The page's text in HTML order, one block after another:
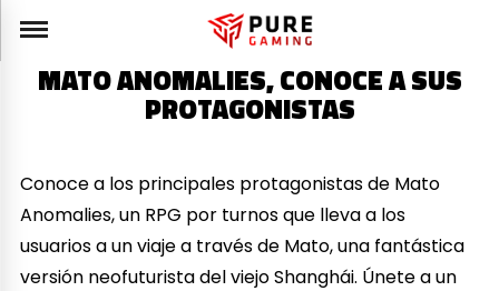
MATO ANOMALIES, CONOCE A SUS
PROTAGONISTAS
Conoce a los principales protagonistas de Mato
Anomalies, un RPG por turnos que lleva a los
usuarios a un viaje a través de Mato, una fantástica
versión neofuturista del viejo Shanghái. Únete a un